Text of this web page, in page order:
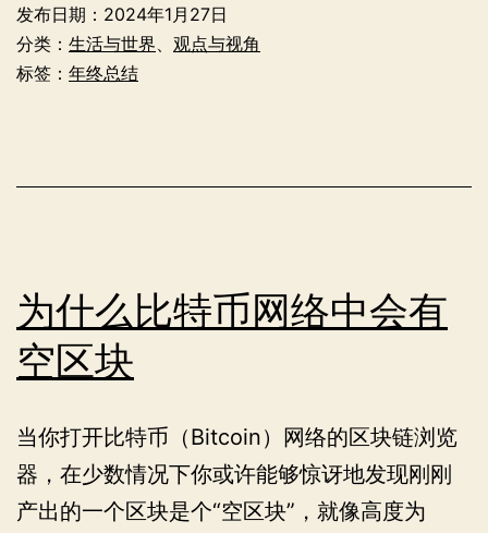
人
的
中
的
二
零
三
年
发布日期： 2024年1月27日
分类： 生活与世界
观点与视角
标签： 年终总结
为什么比特币网络中会有
空区块
当你打开比特币（Bitcoin）网络的区块链浏览
器，在少数情况下你或许能够惊讶地发现刚刚
产出的一个区块是个“空区块”，就像高度为